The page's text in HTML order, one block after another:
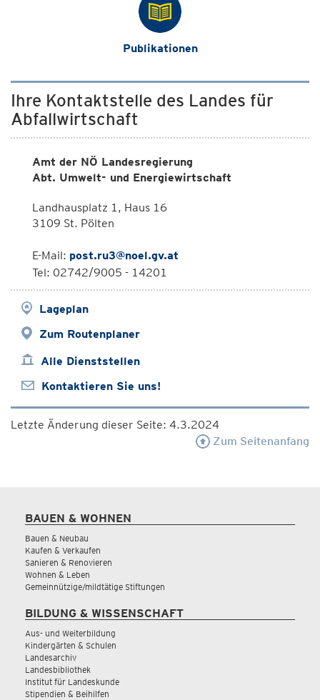
Publikationen
Ihre Kontaktstelle des Landes für
Abfallwirtschaft
Amt der NÖ Landesregierung
Abt. Umwelt- und Energiewirtschaft
Landhausplatz 1, Haus 16
3109 St. Pölten
E-Mail: post.ru3@noel.gv.at
Tel: 02742/9005 - 14201
Lageplan
Zum Routenplaner
Alle Dienststellen
Kontaktieren Sie uns!
Letzte Änderung dieser Seite: 4.3.2024
Zum Seitenanfang
BAUEN & WOHNEN
Bauen & Neubau
Kaufen & Verkaufen
Sanieren & Renovieren
Wohnen & Leben
Gemeinnützige/mildtätige Stiftungen
BILDUNG & WISSENSCHAFT
Aus- und Weiterbildung
Kindergärten & Schulen
Landesarchiv
Landesbibliothek
Institut für Landeskunde
Stipendien & Beihilfen